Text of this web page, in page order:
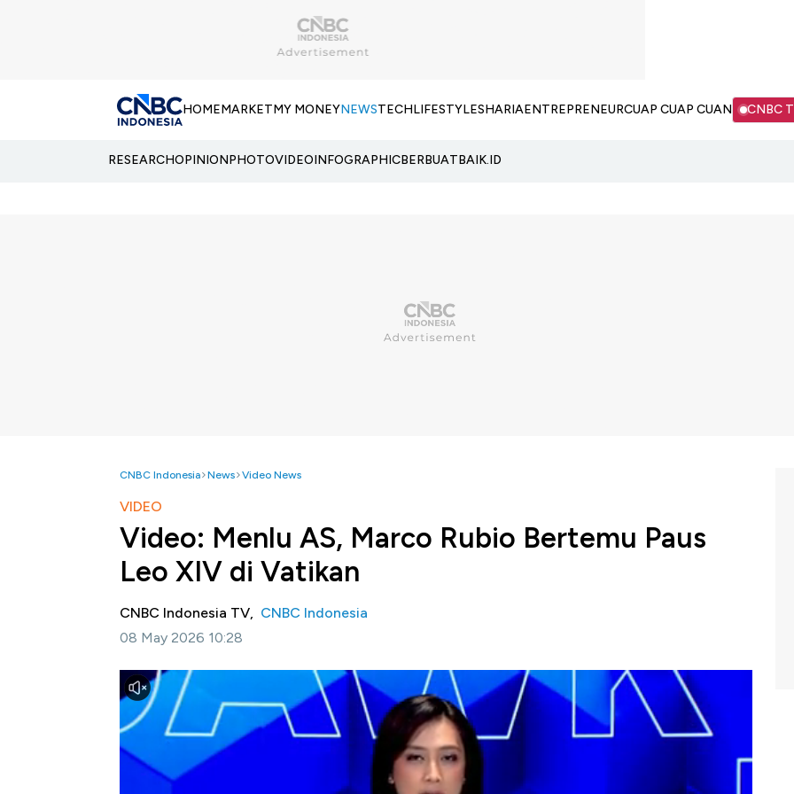
HOMEMARKETMY MONEYNEWSTECHLIFESTYLESHARIAENTREPRENEURCUAP CUAP CUAN CNBC
RESEARCHOPINIONPHOTOVIDEOINFOGRAPHICBERBUATBAIK.ID
CNBC Indonesia News Video News
VIDEO
Video: Menlu AS, Marco Rubio Bertemu Paus
Leo XIV di Vatikan
CNBC Indonesia TV, CNBC Indonesia
08 May 2026 10:28
Jakarta, CNBC Indonesia -
Menteri Luar Negeri Amerika Serikat Marco Rubio bertemu dengan
Pope Leo XIV di Vatikan. Pemerintah AS menyebut pertemuan itu menjadi bukti hubungan erat
antara Amerika Serikat dan Vatikan.
Selengkapnya dalam program Squawk Box CNBC Indonesia (Jumat, 08/05/2026) berikut ini.